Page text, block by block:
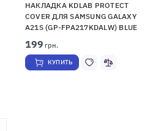
НАКЛАДКА KDLAB PROTECT
COVER ДЛЯ SAMSUNG GALAXY
A21S (GP-FPA217KDALW) BLUE
199 грн.
КУПИТЬ